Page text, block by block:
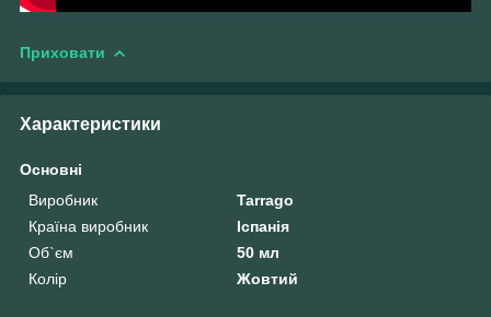
Приховати
Характеристики
Основні
Виробник
Tarrago
Країна виробник
Іспанія
Об`єм
50 мл
Колір
Жовтий